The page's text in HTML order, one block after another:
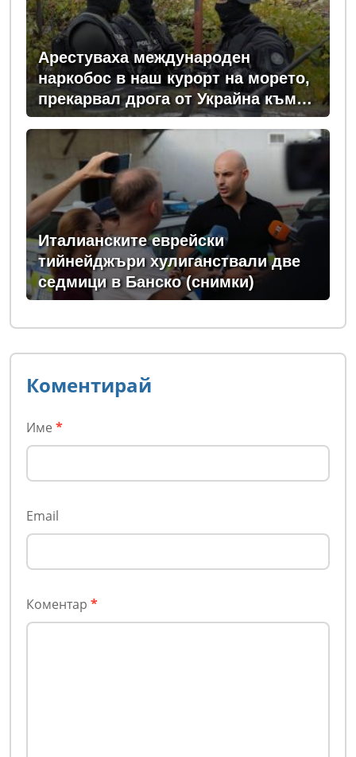
Арестуваха международен
наркобос в наш курорт на морето,
прекарвал дрога от Украйна към
ЕС
Италианските еврейски
тийнейджъри хулиганствали две
седмици в Банско (снимки)
Коментирай
Име *
Email
Коментар *